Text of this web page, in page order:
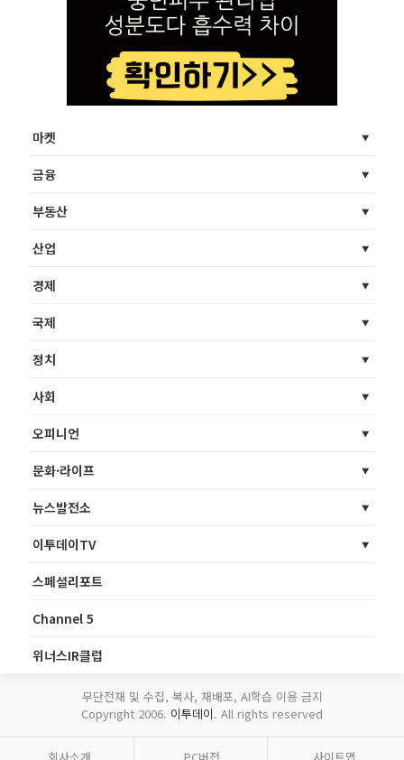
마켓
금융
부동산
산업
경제
국제
정치
사회
오피니언
문화·라이프
뉴스발전소
이투데이TV
스페셜리포트
Channel 5
위너스IR클럽
무단전재 및 수집, 복사, 재배포, AI학습 이용 금지
Copyright 2006. 이투데이. All rights reserved
회사소개 PC버전 사이트맵